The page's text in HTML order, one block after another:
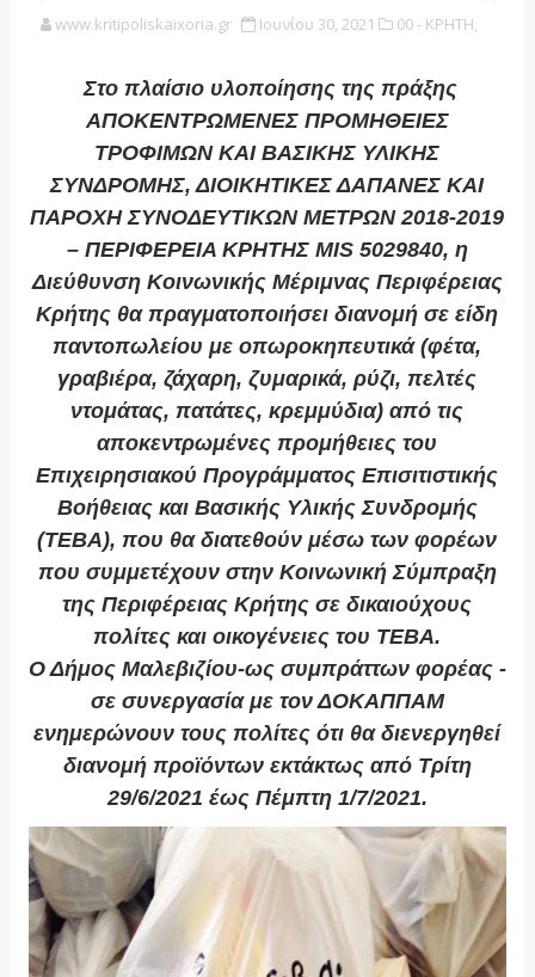
www.kritipoliskaixoria.gr Ιουνίου 30, 2021 00 - ΚΡΗΤΗ,
Στο πλαίσιο υλοποίησης της πράξης
ΑΠΟΚΕΝΤΡΩΜΕΝΕΣ ΠΡΟΜΗΘΕΙΕΣ
ΤΡΟΦΙΜΩΝ ΚΑΙ ΒΑΣΙΚΗΣ ΥΛΙΚΗΣ
ΣΥΝΔΡΟΜΗΣ, ΔΙΟΙΚΗΤΙΚΕΣ ΔΑΠΑΝΕΣ ΚΑΙ
ΠΑΡΟΧΗ ΣΥΝΟΔΕΥΤΙΚΩΝ ΜΕΤΡΩΝ 2018-2019
– ΠΕΡΙΦΕΡΕΙΑ ΚΡΗΤΗΣ MIS 5029840, η
Διεύθυνση Κοινωνικής Μέριμνας Περιφέρειας
Κρήτης θα πραγματοποιήσει διανομή σε είδη
παντοπωλείου με οπωροκηπευτικά (φέτα,
γραβιέρα, ζάχαρη, ζυμαρικά, ρύζι, πελτές
ντομάτας, πατάτες, κρεμμύδια) από τις
αποκεντρωμένες προμήθειες του
Επιχειρησιακού Προγράμματος Επισιτιστικής
Βοήθειας και Βασικής Υλικής Συνδρομής
(ΤΕΒΑ), που θα διατεθούν μέσω των φορέων
που συμμετέχουν στην Κοινωνική Σύμπραξη
της Περιφέρειας Κρήτης σε δικαιούχους
πολίτες και οικογένειες του ΤΕΒΑ.
Ο Δήμος Μαλεβιζίου-ως συμπράττων φορέας -
σε συνεργασία με τον ΔΟΚΑΠΠΑΜ
ενημερώνουν τους πολίτες ότι θα διενεργηθεί
διανομή προϊόντων εκτάκτως από Τρίτη
29/6/2021 έως Πέμπτη 1/7/2021.